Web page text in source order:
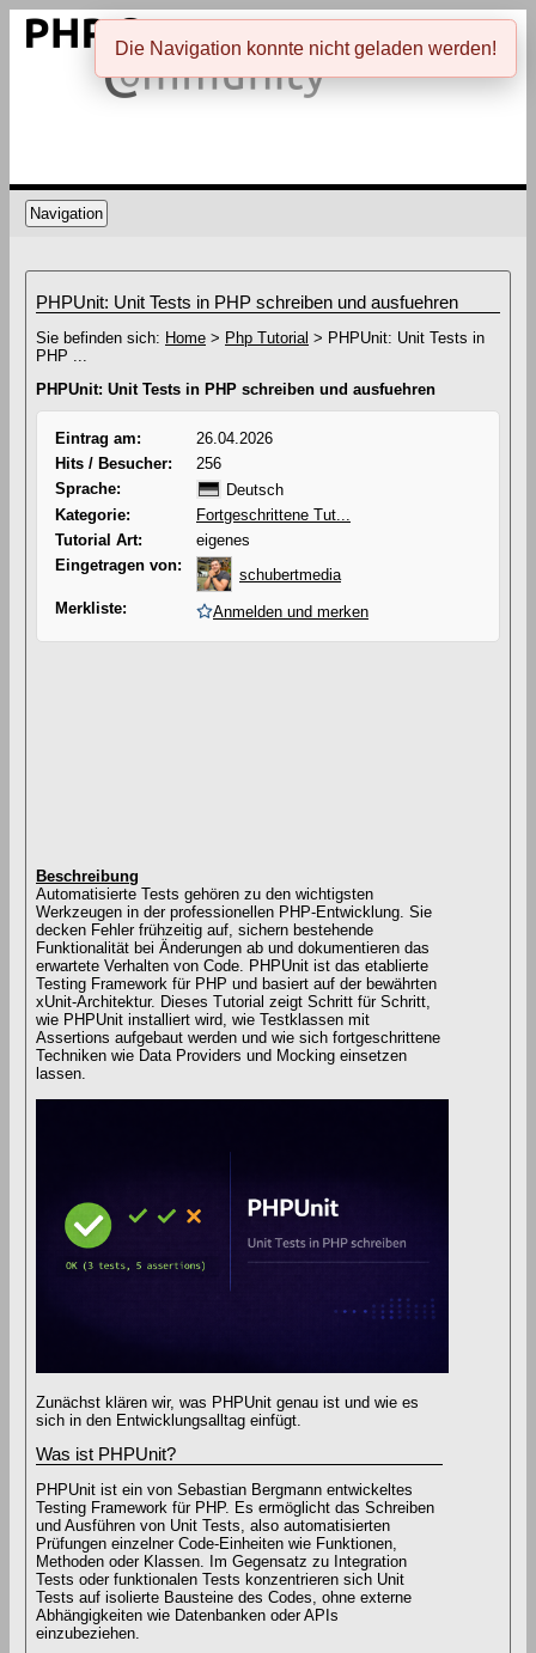
Navigation
PHPUnit: Unit Tests in PHP schreiben und ausfuehren
Sie befinden sich: Home > Php Tutorial > PHPUnit: Unit Tests in
PHP ...
PHPUnit: Unit Tests in PHP schreiben und ausfuehren
Eintrag am:
26.04.2026
Hits / Besucher:
256
Sprache:
Deutsch
Kategorie:
Fortgeschrittene Tut...
Tutorial Art:
eigenes
Eingetragen von:
schubertmedia
Merkliste:
Anmelden und merken
Beschreibung
Automatisierte Tests gehören zu den wichtigsten
Werkzeugen in der professionellen PHP-Entwicklung. Sie
decken Fehler frühzeitig auf, sichern bestehende
Funktionalität bei Änderungen ab und dokumentieren das
erwartete Verhalten von Code. PHPUnit ist das etablierte
Testing Framework für PHP und basiert auf der bewährten
xUnit-Architektur. Dieses Tutorial zeigt Schritt für Schritt,
wie PHPUnit installiert wird, wie Testklassen mit
Assertions aufgebaut werden und wie sich fortgeschrittene
Techniken wie Data Providers und Mocking einsetzen
lassen.
Zunächst klären wir, was PHPUnit genau ist und wie es
sich in den Entwicklungsalltag einfügt.
Was ist PHPUnit?
PHPUnit ist ein von Sebastian Bergmann entwickeltes
Testing Framework für PHP. Es ermöglicht das Schreiben
und Ausführen von Unit Tests, also automatisierten
Prüfungen einzelner Code-Einheiten wie Funktionen,
Methoden oder Klassen. Im Gegensatz zu Integration
Tests oder funktionalen Tests konzentrieren sich Unit
Tests auf isolierte Bausteine des Codes, ohne externe
Abhängigkeiten wie Datenbanken oder APIs
einzubeziehen.
Die Navigation konnte nicht geladen werden!